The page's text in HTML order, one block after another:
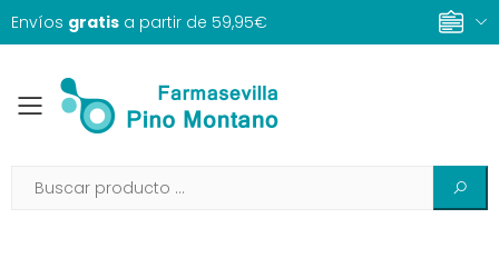
Envíos gratis a partir de 59,95€
Toggle mobile menu